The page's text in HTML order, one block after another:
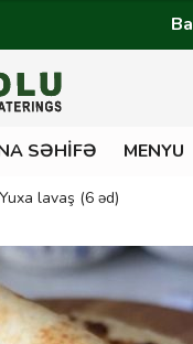
SƏHIFƏ MENYU
Yuxa lavaş (6 əd)